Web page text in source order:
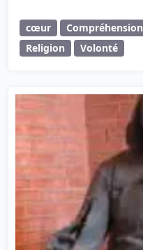
cœur Compréhension
Religion
Volonté